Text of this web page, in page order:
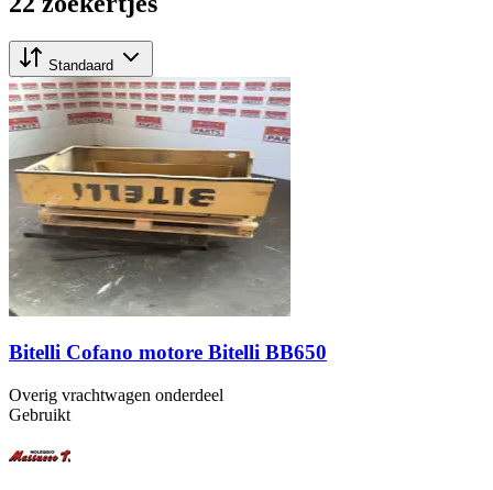
Standaard
Bitelli Cofano motore Bitelli BB650
Overig vrachtwagen onderdeel
Gebruikt